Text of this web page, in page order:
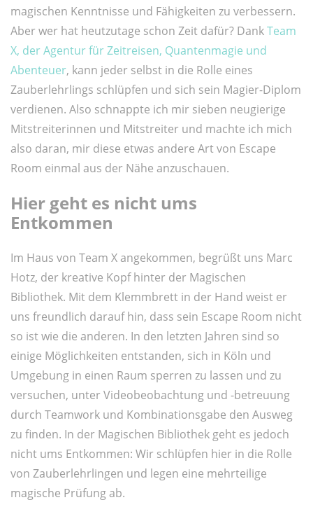
magischen Kenntnisse und Fähigkeiten zu verbessern.
Aber wer hat heutzutage schon Zeit dafür? DankTeam
X, der Agentur für Zeitreisen, Quantenmagie und
Abenteuer, kann jeder selbst in die Rolle eines
Zauberlehrlings schlüpfen und sich sein Magier-Diplom
verdienen. Also schnappte ich mir sieben neugierige
Mitstreiterinnen und Mitstreiter und machte ich mich
also daran, mir diese etwas andere Art von Escape
Room einmal aus der Nähe anzuschauen.
Hier geht es nicht ums
Entkommen
Im Haus von Team X angekommen, begrüßt uns Marc
Hotz, der kreative Kopf hinter der Magischen
Bibliothek. Mit dem Klemmbrett in der Hand weist er
uns freundlich darauf hin, dass sein Escape Room nicht
so ist wie die anderen. In den letzten Jahren sind so
einige Möglichkeiten entstanden, sich in Köln und
Umgebung in einen Raum sperren zu lassen und zu
versuchen, unter Videobeobachtung und -betreuung
durch Teamwork und Kombinationsgabe den Ausweg
zu finden. In der Magischen Bibliothek geht es jedoch
nicht ums Entkommen: Wir schlüpfen hier in die Rolle
von Zauberlehrlingen und legen eine mehrteilige
magische Prüfung ab.